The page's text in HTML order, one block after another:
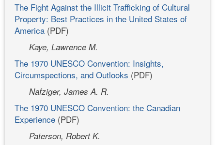
The Fight Against the Illicit Trafficking of Cultural
Property: Best Practices in the United States of
America (PDF)
Kaye, Lawrence M.
The 1970 UNESCO Convention: Insights,
Circumspections, and Outlooks (PDF)
Nafziger, James A. R.
The 1970 UNESCO Convention: the Canadian
Experience (PDF)
Paterson, Robert K.